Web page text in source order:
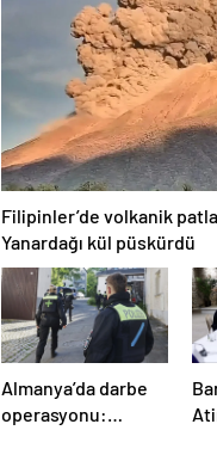
Filipinler’de volkanik
Yanardağı kül püskürdü
Almanya’da darbe
operasyonu: